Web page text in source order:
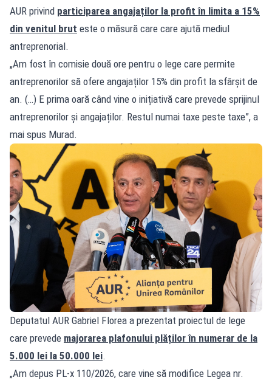
AUR privind participarea angajaților la profit în limita a 15%
din venitul brut este o măsură care care ajută mediul
antreprenorial.
„Am fost în comisie două ore pentru o lege care permite
antreprenorilor să ofere angajaților 15% din profit la sfârșit de
an. (…) E prima oară când vine o inițiativă care prevede sprijinul
antreprenorilor și angajaților. Restul numai taxe peste taxe”, a
mai spus Murad.
Deputatul AUR Gabriel Florea a prezentat proiectul de lege
care prevede majorarea plafonului plăților în numerar de la
5.000 lei la 50.000 lei.
„Am depus PL-x 110/2026, care vine să modifice Legea nr.